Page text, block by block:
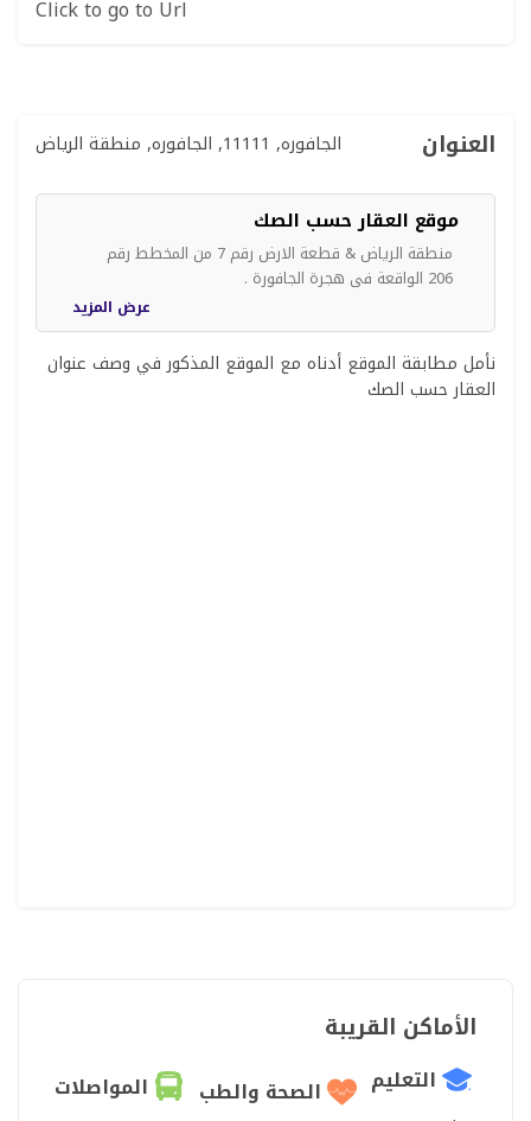
Click to go to Url
العنوان الجافوره, 11111, الجافوره, منطقة الرياض
موقع العقار حسب الصك
منطقة الرياض & قطعة الارض رقم 7 من المخطط رقم
206 الواقعة فى هجرة الجافورة .
عرض المزيد
نأمل مطابقة الموقع أدناه مع الموقع المذكور في وصف عنوان
العقار حسب الصك
الأماكن القريبة
التعليم الصحة والطب المواصلات